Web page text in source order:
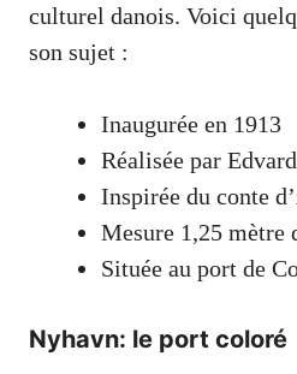
culturel danois. Voici
son sujet :
Inaugurée en 1913
Réalisée par
Inspirée du conte
Mesure 1,25 mètre
Située au port de
Nyhavn: le port coloré